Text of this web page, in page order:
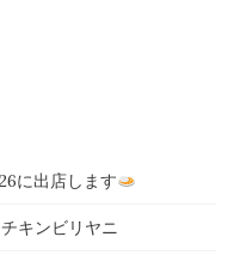
に出店します
キンビリヤニ